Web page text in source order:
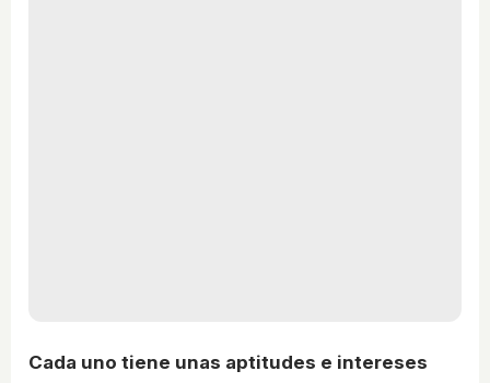
Cada uno tiene unas aptitudes e intereses